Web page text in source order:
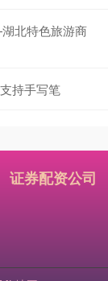
北特色旅游商
持手写笔
证券配资公司